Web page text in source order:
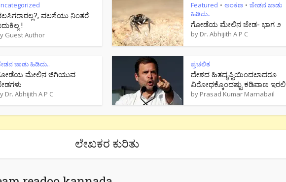
ವಲಸೆಯು ನಿಂತರೆ
!
Guest Author
Featured • ಅಂಕಣ • ಜೇಡನ ಜಾಡು
ಹಿಡಿದು..
ಗೋಡೆಯ ಮೇಲಿನ ಜೇಡ- ಭಾಗ ೨
by Dr. Abhijith A P C
ಜಾಡು ಹಿಡಿದು..
ಮೇಲಿನ ಜಿಗಿಯುವ
Dr. Abhijith A P C
ಪ್ರಚಲಿತ
ದೇಶದ ಹಿತದೃಷ್ಟಿಯಿಂದಲಾದರೂ
ವಿರೋಧಕ್ಕೊಂದಷ್ಟು ಕಡಿವಾಣ ಇರಲಿ
by Prasad Kumar Marnabail
ಲೇಖಕರ ಕುರಿತು